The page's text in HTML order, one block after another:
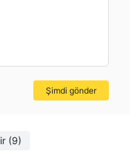
(9)
Şimdi gönder